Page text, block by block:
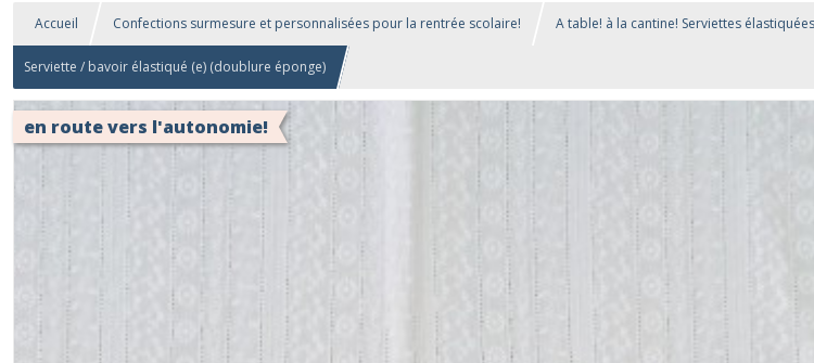
Accueil Confections surmesure et personnalisées pour la rentrée scolaire! A table! à la cantine! Serviettes
Serviette / bavoir élastiqué (e) (doublure éponge)
en route vers l'autonomie!